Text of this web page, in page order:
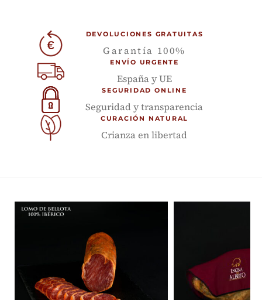
DEVOLUCIONES GRATUITAS
Garantía 100%
ENVÍO URGENTE
España y UE
SEGURIDAD ONLINE
Seguridad y transparencia
CURACIÓN NATURAL
Crianza en libertad